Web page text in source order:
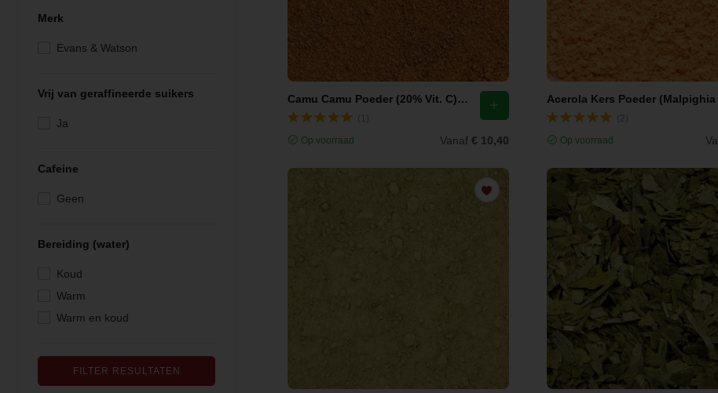
Meekoken
Merk
Evans & Watson
Vrij van geraffineerde suikers
Ja
Cafeine
Geen
Bereiding (water)
Koud
Warm
Warm en koud
FILTER RESULTATEN
Camu Camu Poeder (20% Vit. C) (Mycaria dubia)
Op voorraad Vanaf € 10,40 Op voorraad